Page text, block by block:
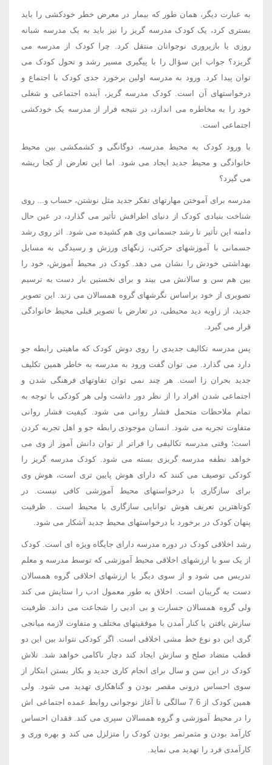
به عبارت دیگر، همان طور که بیمار در معرض خطر خودکشی را باید
بستری کرد، یک کودک مدرسه گریز را نیز باید به یک مدرسه شبانه
روزی یا بازپروری نوجوانان منتقل کرد. چرا کودک از مدرسه می
گریزد؟ جواب این سؤال را با پیگیری مسیر رشد و تحول کودک می
توان پیدا کرد. ورود به مدرسه اولین برخورد جدی کودک با اجتماع و
درخواستهای آن است. کودک مدرسه گریز، آینده اجتماعی و شغلی
خود را به مخاطره می اندازد، در نتیجه فرار از مدرسه یک خودکشی
اجتماعی است.
با ورود کودک به محیط مدرسه، دوگانگی و کشمکشی بین محیط
خانوادگی و محیط جدید ایجاد می شود. اما این تعارض از کجا ریشه
می گیرد؟
مدرسه برای آموختن مهارتهای تفکر جدید مثل نوشتن، حساب و... روی
شناخت بنیادی کودک از دنیای اطرافش تأثیر می گذارد، در عین حال
دامنه این تأثیر تا رشد جسمانی وی هم کشیده می شود. اثر روی رشد
جسمانی با آموزشهای حرکتی، زنگهای ورزش و رسیدگی به مسایل
بهداشتی خودش را نشان می دهد. کودک در محیط آموزش، خود را
بین هم سن و سالانش می بیند و برای نخستین بار دست به ترسیم
تصویری از خود براساس نگرشهای گروه همسالان می زند. این تصویر
جدید، از زاویه دید محیطی، در تعارض با تصویر قبلی محیط خانوادگی
قرار می گیرد.
پس مدرسه تکالیف جدیدی را روی دوش کودک که ماهیتی رابطه جو
دارد می گذارد. می توان گفت ورود به مدرسه به خاطر همین تکلیف
جدید بحران زا است. هر چند نمی توان تفاوتهای فرهنگی شدن و
اجتماعی شدن افراد را از نظر دور داشت ولی هر کودکی با توجه به
تمام ملاحظات متحمل فشار روانی می شود. کیفیت فشار روانی
متفاوت تجربه می شود. انسان موجودی رابطه جو و اهل تجربه کردن
است؛ وقتی مدرسه تکالیفی را فراتر از توان دانش آموز از وی می
خواهد نطفه مدرسه گریزی بسته می شود. کودک مدرسه گریز را
کودکی توصیف می کنند که دارای هوش پایین تری است، هوش وی
برای سازگاری با درخواستهای محیط آموزشی کافی نیست. در
کوتاهترین تعریف هوش توانایی سازگاری با محیط است . ظرفیت
پنهان کودک در برخورد با درخواستهای محیط جدید آشکار می شود.
رشد اخلاقی کودک در دوره مدرسه دارای جایگاه ویژه ای است. کودک
از یک سو با ارزشهای اخلاقی محیط آموزشی که توسط مدرسه و معلم
تدریس می شود و از سوی دیگر با ارزشهای اخلاقی گروه همسالان
دست به گریبان است. اخلاق به طور معمول ادب را ستایش می کند
ولی گروه همسالان جسارت و بی ادبی را شجاعت می داند. ظرفیت
سازش یافتن یا کنار آمدن با موفقیتهای مختلف و متفاوت لازمه میانجی
گری این دو نوع خط مشی اخلاقی است. اگر کودکی نتواند بین این دو
قطب متضاد صلح و سازش ایجاد کند دچار ناکامی خواهد شد. تلاش
کودک در این سن و سال برای انجام کاری جدید و بکار بستن ابتکار از
سوی احساس درونی مقصر بودن و گناهکاری تهدید می شود. ولی
همین کودک از 6 7 سالگی تا آغاز نوجوانی روابط عمده اجتماعی اش
را در محیط آموزشی و گروه همسالان سپری می کند. فقدان احساس
کارآمد بودن و مثمرثمر بودن کودک را متزلزل می کند و بهره وری و
کارآمدی فرد را تهدید می نماید.